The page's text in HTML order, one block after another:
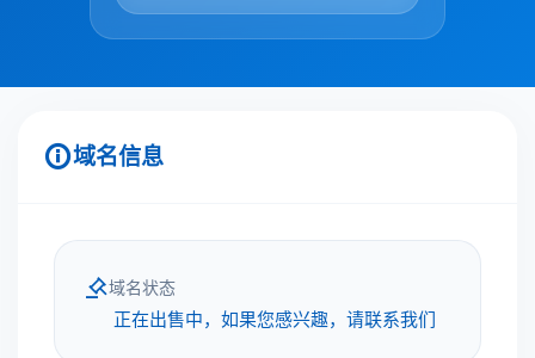
域名信息
域名状态
正在出售中，如果您感兴趣，请联系我们